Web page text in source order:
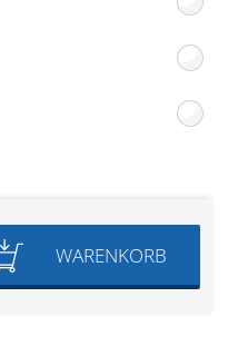
WARENKORB